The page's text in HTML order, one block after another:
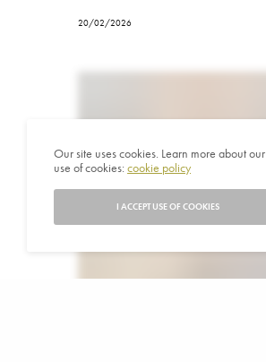
20/02/2026
Our site uses cookies. Learn more about our
use of cookies:cookie policy
I ACCEPT USE OF COOKIES